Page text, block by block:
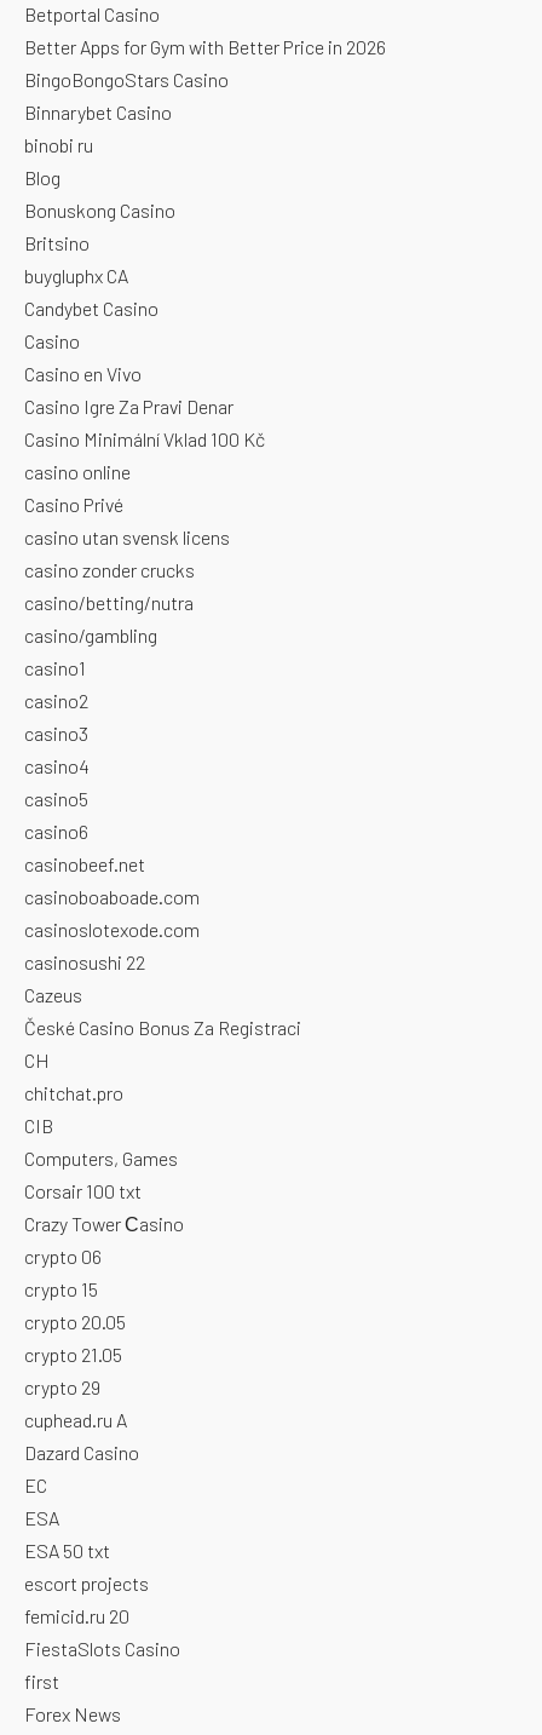
Betportal Casino
Better Apps for Gym with Better Price in 2026
BingoBongoStars Casino
Binnarybet Casino
binobi ru
Blog
Bonuskong Casino
Britsino
buygluphx CA
Candybet Casino
Casino
Casino en Vivo
Casino Igre Za Pravi Denar
Casino Minimální Vklad 100 Kč
casino online
Casino Privé
casino utan svensk licens
casino zonder crucks
casino/betting/nutra
casino/gambling
casino1
casino2
casino3
casino4
casino5
casino6
casinobeef.net
casinoboaboade.com
casinoslotexode.com
casinosushi 22
Cazeus
České Casino Bonus Za Registraci
CH
chitchat.pro
CIB
Computers, Games
Corsair 100 txt
Crazy Tower Сasino
crypto 06
crypto 15
crypto 20.05
crypto 21.05
crypto 29
cuphead.ru A
Dazard Casino
EC
ESA
ESA 50 txt
escort projects
femicid.ru 20
FiestaSlots Casino
first
Forex News